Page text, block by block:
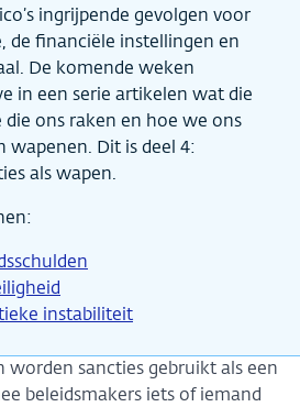
ingrijpende gevolgen voor
de financiële instellingen en
De komende weken
in een serie artikelen wat die
die ons raken en hoe we ons
wapenen. Dit is deel 4:
als wapen.
instabiliteit
worden sancties gebruikt als een
beleidsmakers iets of iemand